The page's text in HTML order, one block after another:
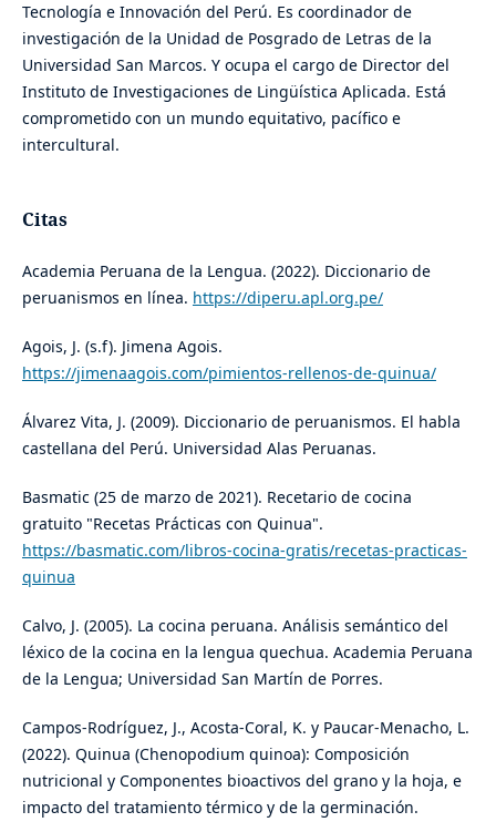
Tecnología e Innovación del Perú. Es coordinador de
investigación de la Unidad de Posgrado de Letras de la
Universidad San Marcos. Y ocupa el cargo de Director del
Instituto de Investigaciones de Lingüística Aplicada. Está
comprometido con un mundo equitativo, pacífico e
intercultural.
Citas
Academia Peruana de la Lengua. (2022). Diccionario de
peruanismos en línea. https://diperu.apl.org.pe/
Agois, J. (s.f). Jimena Agois.
https://jimenaagois.com/pimientos-rellenos-de-quinua/
Álvarez Vita, J. (2009). Diccionario de peruanismos. El habla
castellana del Perú. Universidad Alas Peruanas.
Basmatic (25 de marzo de 2021). Recetario de cocina
gratuito "Recetas Prácticas con Quinua".
https://basmatic.com/libros-cocina-gratis/recetas-practicas-
quinua
Calvo, J. (2005). La cocina peruana. Análisis semántico del
léxico de la cocina en la lengua quechua. Academia Peruana
de la Lengua; Universidad San Martín de Porres.
Campos-Rodríguez, J., Acosta-Coral, K. y Paucar-Menacho, L.
(2022). Quinua (Chenopodium quinoa): Composición
nutricional y Componentes bioactivos del grano y la hoja, e
impacto del tratamiento térmico y de la germinación.